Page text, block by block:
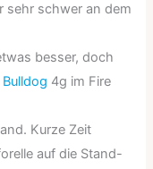
sehr schwer an dem
besser, doch
Bulldog 4g im Fire
Kurze Zeit
auf die Stand-